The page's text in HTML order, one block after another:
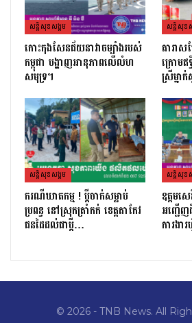
សន្តិសុខសង្គម
កោះកុងសែនជ័យនាវាចម្បាំងរបស់
កម្ពុជា បង្ហាញអានុភាពលើលំហ
សមុទ្រ។
សន្តិសុខ
តារាស
ក្រោមឥ
ស្រីម្នា
សន្តិសុខសង្គម
ករណីឃាតកម្ម ! ប្ដីចាក់សម្លាប់
ប្រពន្ធ នៅស្រុកត្រាំកក់ ខេត្តតាកែវ
ជនដៃដល់ជាប្ដី…
សន្តិសុខ
ឧត្តម
អញ្ជើញ
ការងារ
© 2026 - TNB News. All